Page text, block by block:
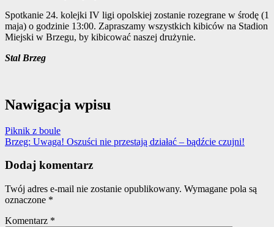
Spotkanie 24. kolejki IV ligi opolskiej zostanie rozegrane w środę (1
maja) o godzinie 13:00. Zapraszamy wszystkich kibiców na Stadion
Miejski w Brzegu, by kibicować naszej drużynie.
Stal Brzeg
Nawigacja wpisu
Piknik z boule
Brzeg: Uwaga! Oszuści nie przestają działać – bądźcie czujni!
Dodaj komentarz
Twój adres e-mail nie zostanie opublikowany. Wymagane pola są
oznaczone *
Komentarz *